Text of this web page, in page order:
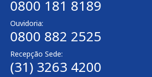
0800 181 8189
Ouvidoria:
0800 882 2525
Recepção Sede:
(31) 3263 4200